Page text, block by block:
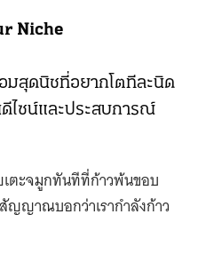
Niche
มสุดนิชที่อยากโตทีละนิด
ไซน์และประสบการณ์
ตะจมูกทันทีที่ก้าวพ้นขอบ
ญญาณบอกว่าเรากำลังก้าว